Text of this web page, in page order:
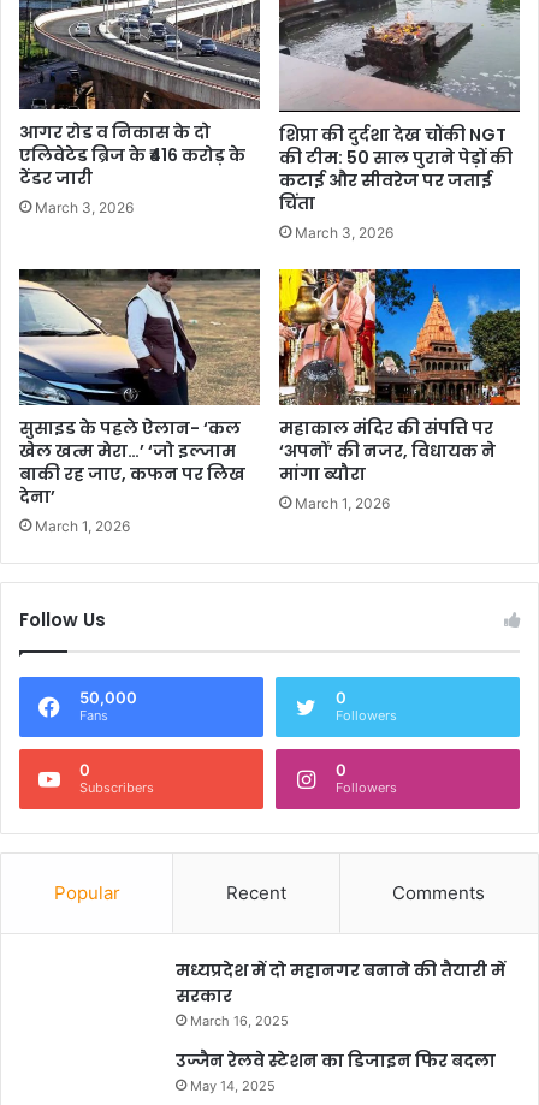
आगर रोड व निकास के दो
एलिवेटेड ब्रिज के ₹416 करोड़ के
टेंडर जारी
March 3, 2026
शिप्रा की दुर्दशा देख चौंकी NGT
की टीम: 50 साल पुराने पेड़ों की
कटाई और सीवरेज पर जताई
चिंता
March 3, 2026
सुसाइड के पहले ऐलान- ‘कल
खेल खत्म मेरा…’ ‘जो इल्जाम
बाकी रह जाए, कफन पर लिख
देना’
March 1, 2026
महाकाल मंदिर की संपत्ति पर
‘अपनों’ की नजर, विधायक ने
मांगा ब्यौरा
March 1, 2026
Follow Us
50,000
Fans
0
Followers
0
Subscribers
0
Followers
Popular Recent Comments
मध्यप्रदेश में दो महानगर बनाने की तैयारी में
सरकार
March 16, 2025
उज्जैन रेलवे स्टेशन का डिजाइन फिर बदला
May 14, 2025